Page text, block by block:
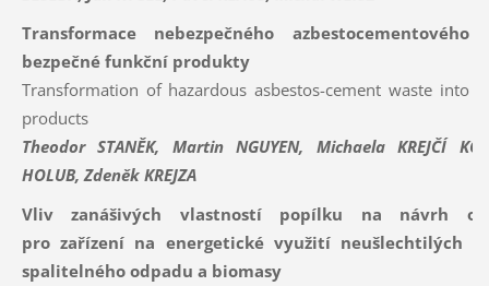
Transformace nebezpečného
bezpečné funkční produkty
Transformation of hazardous asbestos-cement waste into
products
Theodor STANĚK, Martin NGUYEN, Michaela KREJČÍ
HOLUB, Zdeněk KREJZA
Vliv zanášivých vlastností popílku na návrh
pro zařízení na energetické využití neušlechtilých
spalitelného odpadu a biomasy